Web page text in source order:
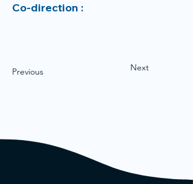
Co-direction :
Previous Next